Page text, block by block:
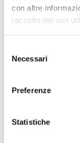
con altre
raccolto dal suo
delNecessari
Preferenze
Statistiche